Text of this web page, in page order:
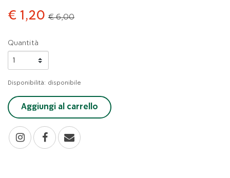
€ 1,20 Price reduced from
€ 6,00
Quantità
Disponibilità: disponibile
Aggiungi al carrello